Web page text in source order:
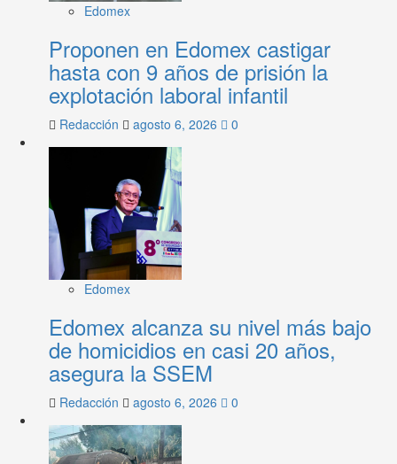
Edomex
Proponen en Edomex castigar
hasta con 9 años de prisión la
explotación laboral infantil
Redacción agosto 6, 2026 0
Edomex
Edomex alcanza su nivel más bajo
de homicidios en casi 20 años,
asegura la SSEM
Redacción agosto 6, 2026 0